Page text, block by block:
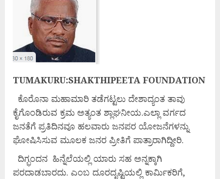
TUMAKURU:SHAKTHIPEETA FOUNDATION
ಕೊರೊನಾ ಮಹಾಮಾರಿ ತಡೆಗಟ್ಟಲು ದೇಶಾದ್ಯಂತ ತಾವು
ಕೈಗೊಂಡಿರುವ ಕ್ರಮ ಅತ್ಯಂತ ಶ್ಲಾಘನೀಯ.ಎಲ್ಲಾ ವರ್ಗದ
ಜನತೆಗೆ ಪ್ರತಿದಿನವೂ ಹಲವಾರು ಜನಪರ ಯೋಜನೆಗಳನ್ನು
ಘೋಷಿಸಿಸುವ ಮೂಲಕ ಜನರ ಪ್ರೀತಿಗೆ ಪಾತ್ರಾರಾಗಿದ್ದೀರಿ.
ದಿಗ್ಭಂದನ ಹಿನ್ನೆಲೆಯಲ್ಲಿ ಯಾರು ಸಹ ಅನ್ನಕ್ಕಾಗಿ
ಪರದಾಡಬಾರದು. ಎಂಬ ದೂರದೃಷ್ಟಿಯಲ್ಲಿ ಕಾರ್ಮಿಕರಿಗೆ,